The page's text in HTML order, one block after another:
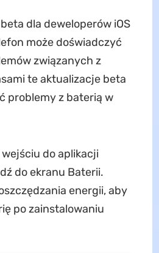
dla deweloperów iOS
może doświadczyć
związanych z
te aktualizacje beta
problemy z baterią w
wejściu do aplikacji
do ekranu Baterii.
energii, aby
po zainstalowaniu